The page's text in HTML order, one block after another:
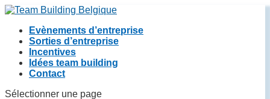
Evènements d’entreprise
Sorties d’entreprise
Incentives
Idées team building
Contact
Sélectionner une page